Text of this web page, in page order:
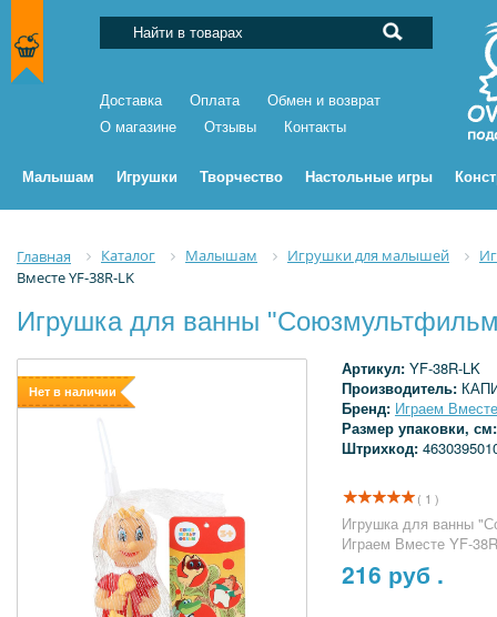
Доставка Оплата
Обмен и возврат
О магазине
Отзывы Контакты
Малышам Игрушки Творчество Настольные игры
Главная Каталог Малышам Игрушки для малышей
Вместе YF-38R-LK
Игрушка для ванны
Нет в наличии
Артикул: YF-38R-LK
Производитель:
Бренд: Играем Вместе
Размер упаковки,
Штрихкод:
( 1 )
Игрушка для ванны
Играем Вместе YF-
216 руб .